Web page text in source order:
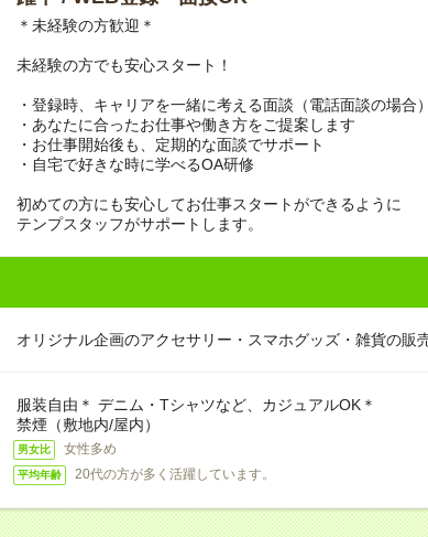
＊未経験の方歓迎＊
未経験の方でも安心スタート！
・登録時、キャリアを一緒に考える面談（電話面談の場合）
・あなたに合ったお仕事や働き方をご提案します
・お仕事開始後も、定期的な面談でサポート
・自宅で好きな時に学べるOA研修
初めての方にも安心してお仕事スタートができるように
テンプスタッフがサポートします。
オリジナル企画のアクセサリー・スマホグッズ・雑貨の販
服装自由＊ デニム・Tシャツなど、カジュアルOK＊
禁煙（敷地内/屋内）
男女比 女性多め
平均年齢 20代の方が多く活躍しています。